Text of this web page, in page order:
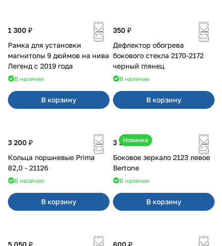
1 300 ₽
Рамка для установки
магнитолы 9 дюймов на нива
Легенд с 2019 года
В наличии
В корзину
350 ₽
Дефлектор обогрева
бокового стекла 2170-2172
черный глянец
В наличии
В корзину
3 200 ₽
Кольца поршневые Prima
82,0 - 21126
В наличии
В корзину
Новинка
3 500 ₽
Боковое зеркало 2123 левое
Bertone
В наличии
В корзину
5 050 ₽ 600 ₽